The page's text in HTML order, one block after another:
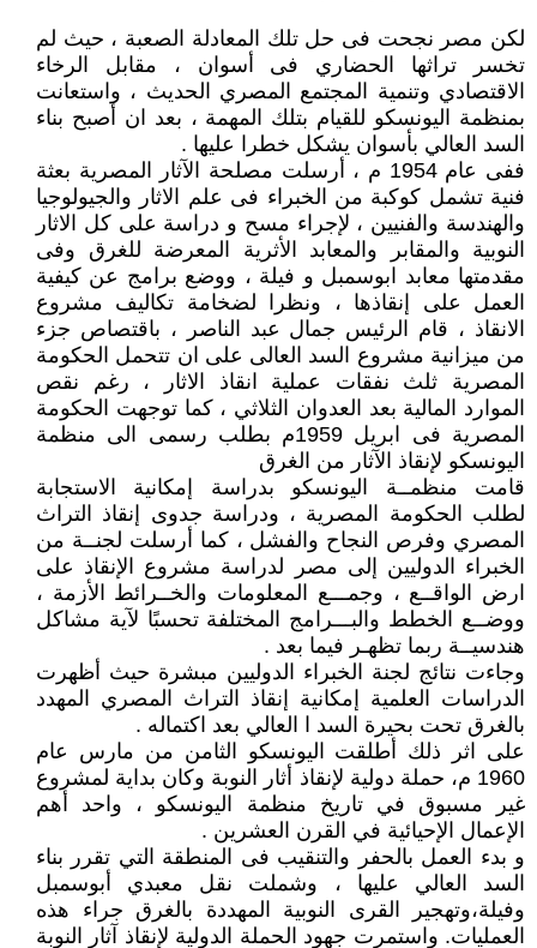
لكن مصر نجحت فى حل تلك المعادلة الصعبة ، حيث لم
تخسر تراثها الحضاري فى أسوان ، مقابل الرخاء
الاقتصادي وتنمية المجتمع المصري الحديث ، واستعانت
بمنظمة اليونسكو للقيام بتلك المهمة ، بعد ان أصبح بناء
السد العالي بأسوان يشكل خطرا عليها .
ففى عام 1954 م ، أرسلت مصلحة الآثار المصرية بعثة
فنية تشمل كوكبة من الخبراء فى علم الاثار والجيولوجيا
والهندسة والفنيين ، لإجراء مسح و دراسة على كل الاثار
النوبية والمقابر والمعابد الأثرية المعرضة للغرق وفى
مقدمتها معابد ابوسمبل و فيلة ، ووضع برامج عن كيفية
العمل على إنقاذها ، ونظرا لضخامة تكاليف مشروع
الانقاذ ، قام الرئيس جمال عبد الناصر ، باقتصاص جزء
من ميزانية مشروع السد العالى على ان تتحمل الحكومة
المصرية ثلث نفقات عملية انقاذ الاثار ، رغم نقص
الموارد المالية بعد العدوان الثلاثي ، كما توجهت الحكومة
المصرية فى ابريل 1959م بطلب رسمى الى منظمة
اليونسكو لإنقاذ الآثار من الغرق
قامت منظمــة اليونسكو بدراسة إمكانية الاستجابة
لطلب الحكومة المصرية ، ودراسة جدوى إنقاذ التراث
المصري وفرص النجاح والفشل ، كما أرسلت لجنــة من
الخبراء الدوليين إلى مصر لدراسة مشروع الإنقاذ على
ارض الواقــع ، وجمـــع المعلومات والخــرائط الأزمة ،
ووضــع الخطط والبـــرامج المختلفة تحسبًا لآية مشاكل
هندسيــة ربما تظهـر فيما بعد .
وجاءت نتائج لجنة الخبراء الدوليين مبشرة حيث أظهرت
الدراسات العلمية إمكانية إنقاذ التراث المصري المهدد
بالغرق تحت بحيرة السد ا العالي بعد اكتماله .
على اثر ذلك أطلقت اليونسكو الثامن من مارس عام
1960 م، حملة دولية لإنقاذ أثار النوبة وكان بداية لمشروع
غير مسبوق في تاريخ منظمة اليونسكو ، واحد أهم
الإعمال الإحيائية في القرن العشرين .
و بدء العمل بالحفر والتنقيب فى المنطقة التي تقرر بناء
السد العالي عليها ، وشملت نقل معبدي أبوسمبل
وفيلة،وتهجير القرى النوبية المهددة بالغرق جراء هذه
العمليات. واستمرت جهود الحملة الدولية لإنقاذ آثار النوبة